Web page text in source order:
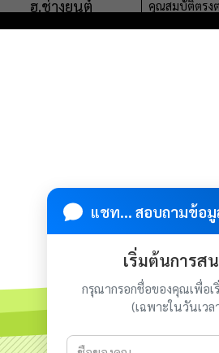
แชท... สอบถามข้อมู
เริ่มต้นการส
กรุณากรอกชื่อของคุณเพื่อ
(เฉพาะในวันเวล